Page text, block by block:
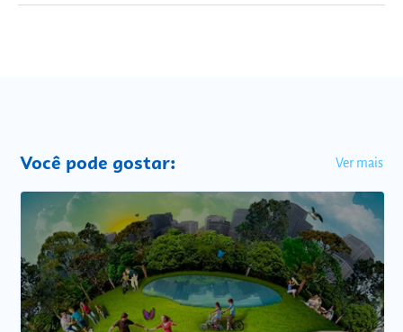
Você pode gostar: Ver mais